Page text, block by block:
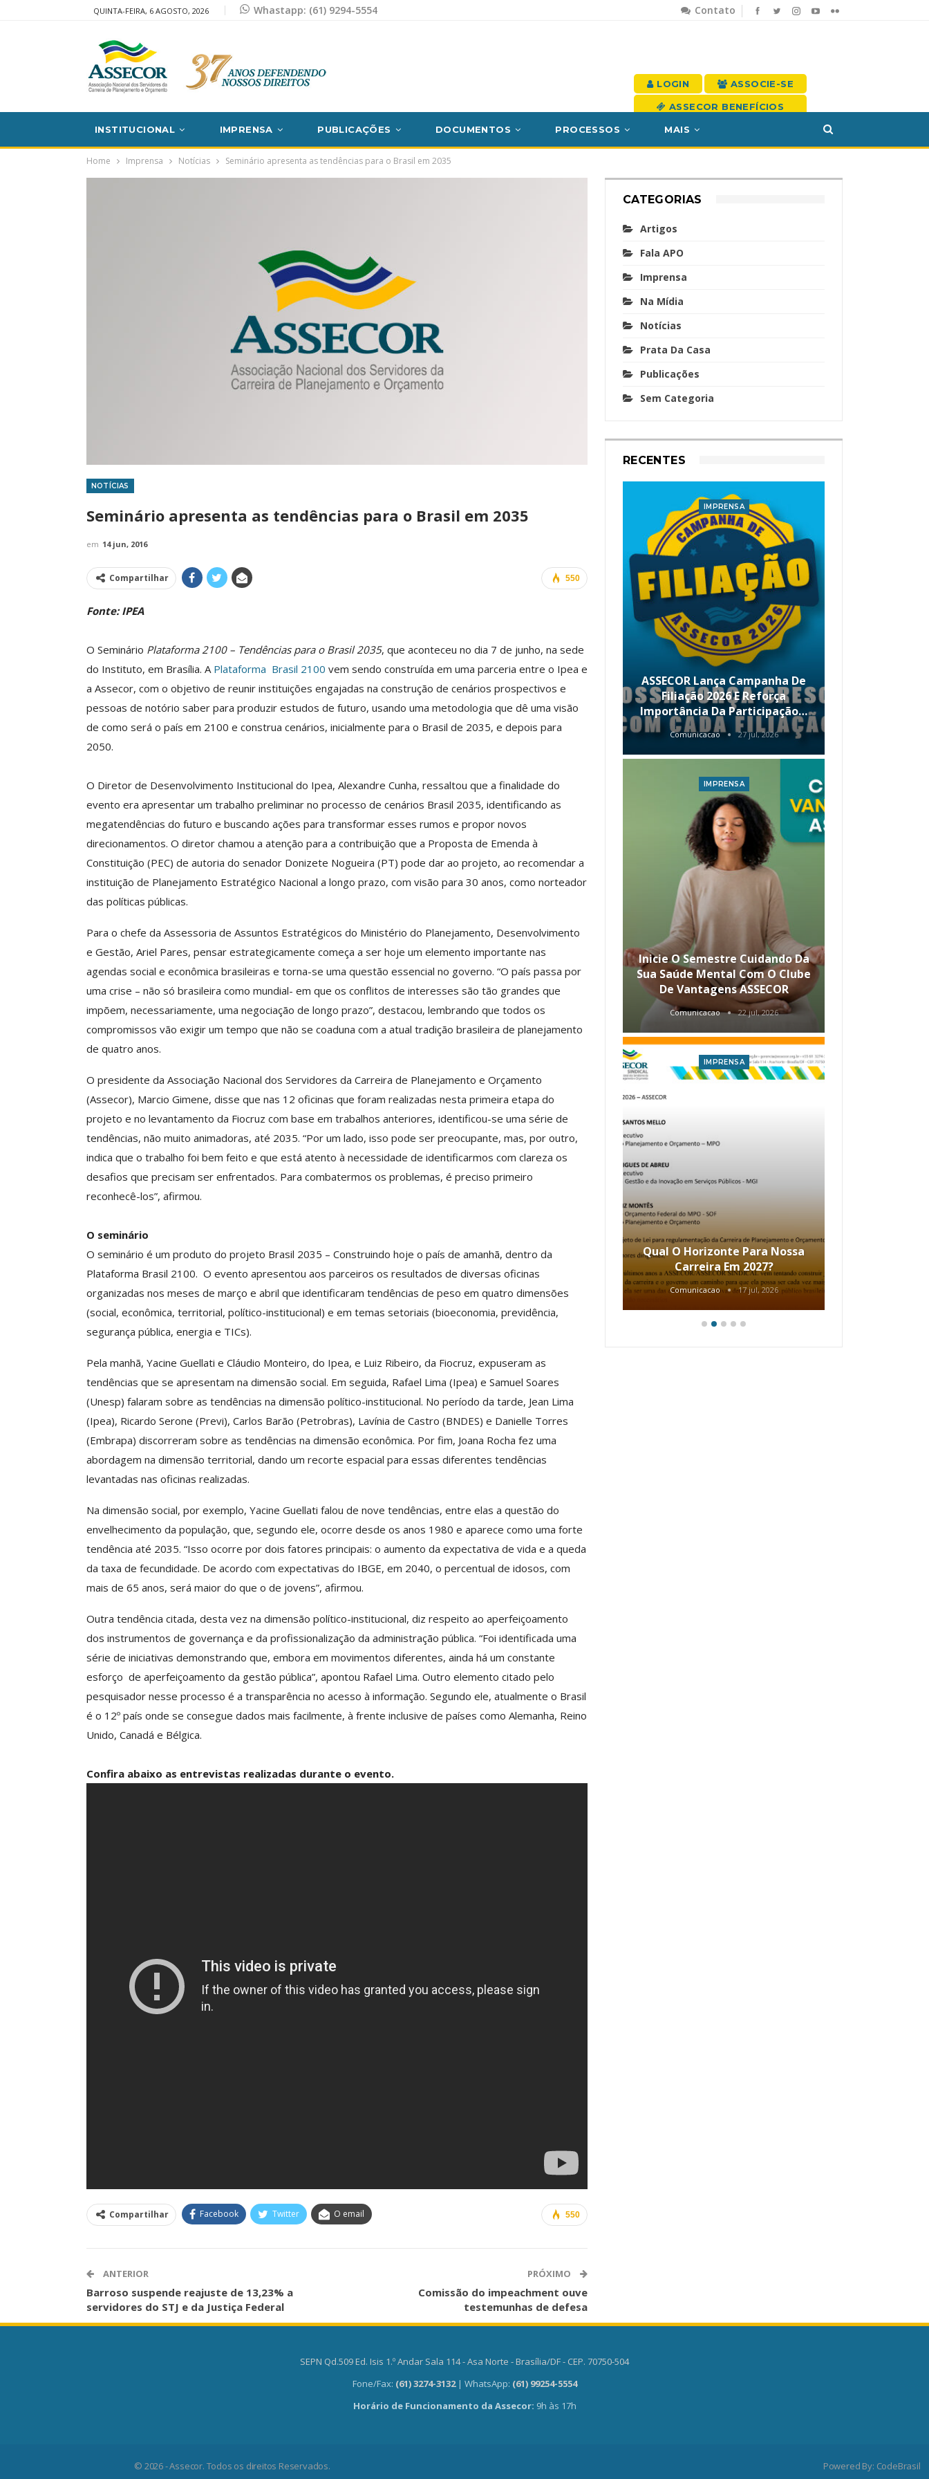
Contato
QUINTA-FEIRA, 6 AGOSTO, 2026 Whastapp: (61) 9294-5554
LOGIN ASSOCIE-SE
ASSECOR BENEFÍCIOS
INSTITUCIONAL IMPRENSA PUBLICAÇÕES DOCUMENTOS PROCESSOS MAIS
Home Imprensa Notícias Seminário apresenta as tendências para o Brasil em 2035
NOTÍCIAS
Seminário apresenta as tendências para o Brasil em 2035
em 14 jun, 2016
550
Compartilhar
Fonte: IPEA
O Seminário Plataforma 2100 – Tendências para o Brasil 2035, que aconteceu no dia 7 de junho, na sede
do Instituto, em Brasília. A Plataforma Brasil 2100 vem sendo construída em uma parceria entre o Ipea e
a Assecor, com o objetivo de reunir instituições engajadas na construção de cenários prospectivos e
pessoas de notório saber para produzir estudos de futuro, usando uma metodologia que dê uma visão
de como será o país em 2100 e construa cenários, inicialmente para o Brasil de 2035, e depois para
2050.
O Diretor de Desenvolvimento Institucional do Ipea, Alexandre Cunha, ressaltou que a finalidade do
evento era apresentar um trabalho preliminar no processo de cenários Brasil 2035, identificando as
megatendências do futuro e buscando ações para transformar esses rumos e propor novos
direcionamentos. O diretor chamou a atenção para a contribuição que a Proposta de Emenda à
Constituição (PEC) de autoria do senador Donizete Nogueira (PT) pode dar ao projeto, ao recomendar a
instituição de Planejamento Estratégico Nacional a longo prazo, com visão para 30 anos, como norteador
das políticas públicas.
Para o chefe da Assessoria de Assuntos Estratégicos do Ministério do Planejamento, Desenvolvimento
e Gestão, Ariel Pares, pensar estrategicamente começa a ser hoje um elemento importante nas
agendas social e econômica brasileiras e torna-se uma questão essencial no governo. “O país passa por
uma crise – não só brasileira como mundial- em que os conflitos de interesses são tão grandes que
impõem, necessariamente, uma negociação de longo prazo”, destacou, lembrando que todos os
compromissos vão exigir um tempo que não se coaduna com a atual tradição brasileira de planejamento
de quatro anos.
O presidente da Associação Nacional dos Servidores da Carreira de Planejamento e Orçamento
(Assecor), Marcio Gimene, disse que nas 12 oficinas que foram realizadas nesta primeira etapa do
projeto e no levantamento da Fiocruz com base em trabalhos anteriores, identificou-se uma série de
tendências, não muito animadoras, até 2035. “Por um lado, isso pode ser preocupante, mas, por outro,
indica que o trabalho foi bem feito e que está atento à necessidade de identificarmos com clareza os
desafios que precisam ser enfrentados. Para combatermos os problemas, é preciso primeiro
reconhecê-los”, afirmou.
O seminário
O seminário é um produto do projeto Brasil 2035 – Construindo hoje o país de amanhã, dentro da
Plataforma Brasil 2100. O evento apresentou aos parceiros os resultados de diversas oficinas
organizadas nos meses de março e abril que identificaram tendências de peso em quatro dimensões
(social, econômica, territorial, político-institucional) e em temas setoriais (bioeconomia, previdência,
segurança pública, energia e TICs).
Pela manhã, Yacine Guellati e Cláudio Monteiro, do Ipea, e Luiz Ribeiro, da Fiocruz, expuseram as
tendências que se apresentam na dimensão social. Em seguida, Rafael Lima (Ipea) e Samuel Soares
(Unesp) falaram sobre as tendências na dimensão político-institucional. No período da tarde, Jean Lima
(Ipea), Ricardo Serone (Previ), Carlos Barão (Petrobras), Lavínia de Castro (BNDES) e Danielle Torres
(Embrapa) discorreram sobre as tendências na dimensão econômica. Por fim, Joana Rocha fez uma
abordagem na dimensão territorial, dando um recorte espacial para essas diferentes tendências
levantadas nas oficinas realizadas.
Na dimensão social, por exemplo, Yacine Guellati falou de nove tendências, entre elas a questão do
envelhecimento da população, que, segundo ele, ocorre desde os anos 1980 e aparece como uma forte
tendência até 2035. “Isso ocorre por dois fatores principais: o aumento da expectativa de vida e a queda
da taxa de fecundidade. De acordo com expectativas do IBGE, em 2040, o percentual de idosos, com
mais de 65 anos, será maior do que o de jovens”, afirmou.
Outra tendência citada, desta vez na dimensão político-institucional, diz respeito ao aperfeiçoamento
dos instrumentos de governança e da profissionalização da administração pública. “Foi identificada uma
série de iniciativas demonstrando que, embora em movimentos diferentes, ainda há um constante
esforço de aperfeiçoamento da gestão pública”, apontou Rafael Lima. Outro elemento citado pelo
pesquisador nesse processo é a transparência no acesso à informação. Segundo ele, atualmente o Brasil
é o 12º país onde se consegue dados mais facilmente, à frente inclusive de países como Alemanha, Reino
Unido, Canadá e Bélgica.
Confira abaixo as entrevistas realizadas durante o evento.
550
Compartilhar Facebook Twitter O email
ANTERIOR
Barroso suspende reajuste de 13,23% a
servidores do STJ e da Justiça Federal
PRÓXIMO
Comissão do impeachment ouve
testemunhas de defesa
CATEGORIAS
Artigos
Fala APO
Imprensa
Na Mídia
Notícias
Prata Da Casa
Publicações
Sem Categoria
RECENTES
Reúne Dezenas De Escolas De
Idiomas Com Condições…
Comunicacao 29 jun, 2026
IMPRENSA
ASSECOR Acompanha Reunião
Da Mesa Nacional De
Negociação Permanente E
Reforça…
Comunicacao 26 jun, 2026
O Futuro Da Nossa Carreira Em
Comunicacao 23 jun, 2026
Presidente Da ASSECOR
Participa De Debate Sobre A
Unificação Das Carreiras Do…
Comunicacao 5 ago, 2026
IMPRENSA
Categoria Unida Em Torno Dos
Valores Fundantes Da Ação
Sindical
Comunicacao 29 jul, 2026
Semestre Mostram A
Importância…
Comunicacao 28 jul, 2026
IMPRENSA
ASSECOR Lança Campanha De
Filiação 2026 E Reforça
Importância Da Participação…
Comunicacao 27 jul, 2026
IMPRENSA
Inicie O Semestre Cuidando Da
Sua Saúde Mental Com O Clube
De Vantagens ASSECOR
Comunicacao 22 jul, 2026
IMPRENSA
Qual O Horizonte Para Nossa
Carreira Em 2027?
Comunicacao 17 jul, 2026
SEPN Qd.509 Ed. Isis 1.º Andar Sala 114 - Asa Norte - Brasília/DF - CEP. 70750-504
Fone/Fax: (61) 3274-3132 | WhatsApp: (61) 99254-5554
Horário de Funcionamento da Assecor: 9h às 17h
© 2026 - Assecor. Todos os direitos Reservados. Powered By: CodeBrasil